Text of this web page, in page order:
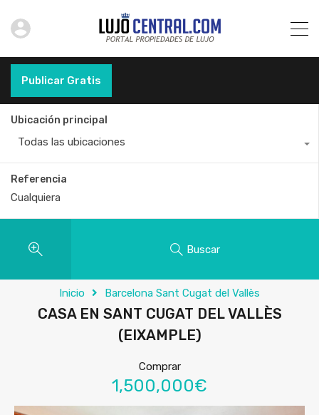
Publicar Gratis
Ubicación principal
Todas las ubicaciones
Referencia
Buscar
Inicio Barcelona Sant Cugat del Vallès
CASA EN SANT CUGAT DEL VALLÈS
(EIXAMPLE)
Comprar
1,500,000€